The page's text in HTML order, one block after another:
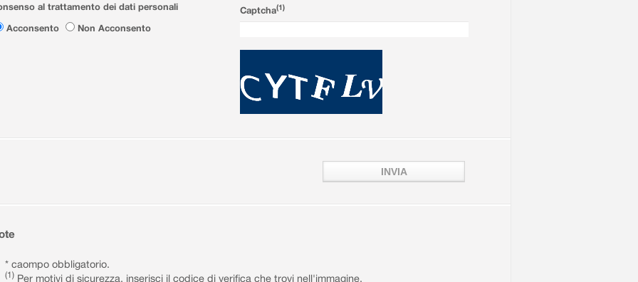
al trattamento dei dati personali
Acconsento
Non Acconsento
Captcha(1)
* caompo obbligatorio.
(1) Per motivi di sicurezza, inserisci il codice di verifica che trovi nell'immagine.